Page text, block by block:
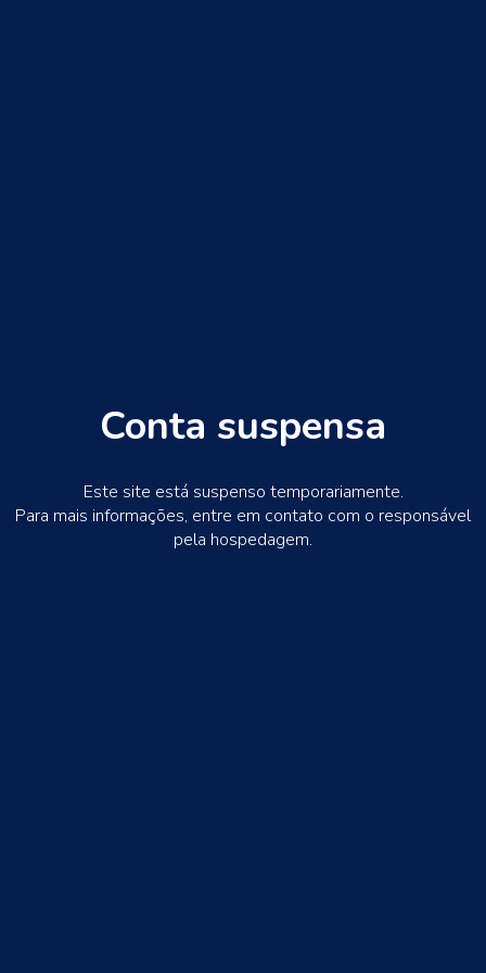
Conta suspensa
Este site está suspenso temporariamente.
Para mais informações, entre em contato com o responsável
pela hospedagem.